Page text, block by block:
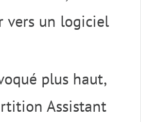
vers un logiciel
plus haut,
Assistant